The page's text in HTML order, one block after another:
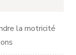
la motricité